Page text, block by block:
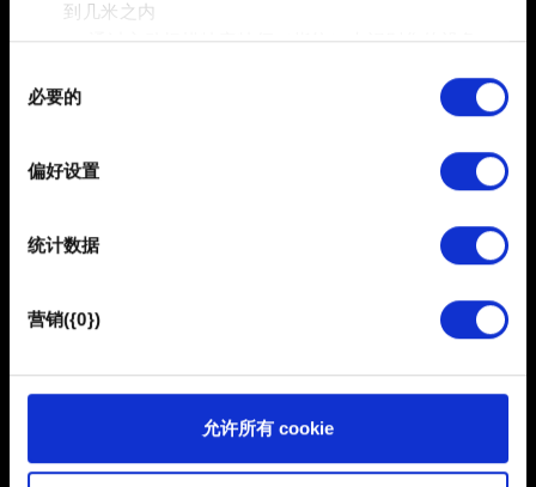
到几米之内
通过主动扫描特定特征（指纹）来识别您的设备
查找有关您的个人数据如何处理的更多信息，
并设置您的首选项。您可随时从Cookie声明中更改或撤回
部分需要使用 Cookies 的是为了让网站功能可用，而另一
馈，以便网站将更好地服务于您。例如帮助我们在社交媒
也可能与我们的合作伙伴分享我们的 Cookie 片段。但是，
使用所有这些非强制性的 Cookie 都需要提前获取您的许
您可以在下面的"设置"菜单中找到有关我们使用 Cookie 的
其中的内容并准备好继续，请点击"确定"。
必要的
偏好设置
统计数据
营销({0})
允许所有 cookie
凡是在上述日期前购买豪华版并领取了奖励的玩家，都将
的三套阿尔祖替换外观，之后将成为标准版游戏的内容。
此次改动不会影响标准版游戏的正常游玩。
简体中文
保持联系